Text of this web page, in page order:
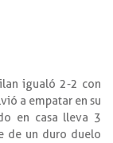
igualó 2-2 con
a empatar en su
en casa lleva 3
de un duro duelo